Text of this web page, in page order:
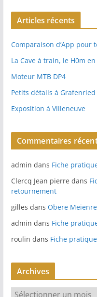
Articles récents
Comparaison d’App pour
La Cave à train, le H0m
Moteur MTB DP4
Petits détails à Grafenried
Exposition à Villeneuve
Commentaires
admin dans Fiche
Clercq Jean pierre dans
retournement
gilles dans Obere
admin dans Fiche
roulin dans Fiche
Archives